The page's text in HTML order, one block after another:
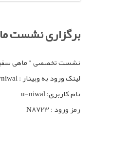
برگزاری نشست
نشست تخصصی " ماهی سفید فرصتی برای معرفی به
لینک ورود به وبینار : https://vc.areeo.ac.ir/ch/niwal
نام کاربری: u-niwal
رمز ورود : N8723